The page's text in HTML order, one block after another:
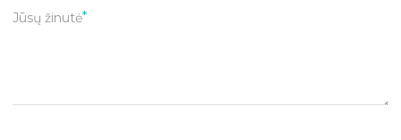
Jūsų žinutė